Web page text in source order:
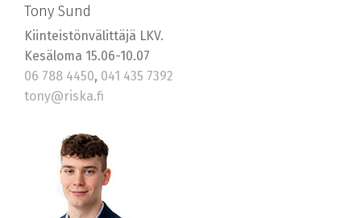
Tony Sund
Kiinteistönvälittäjä LKV.
Kesäloma 15.06-10.07
06 788 4450, 041 435 7392
tony@riska.fi